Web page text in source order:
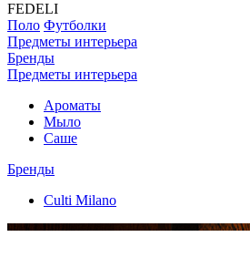
FEDELI
Поло Футболки
Предметы интерьера
Бренды
Предметы интерьера
Ароматы
Мыло
Саше
Бренды
Culti Milano